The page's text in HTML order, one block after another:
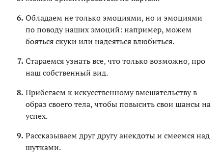
Обладаем не только эмоциями, но и эмоциями
по поводу наших эмоций: например, можем
бояться скуки или надеяться влюбиться.
Стараемся узнать все, что только возможно, про
наш собственный вид.
Прибегаем к искусственному вмешательству в
образ своего тела, чтобы повысить свои шансы на
успех.
Рассказываем друг другу анекдоты и смеемся над
шутками.